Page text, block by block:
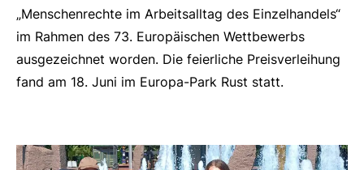
„Menschenrechte im Arbeitsalltag des Einzelhandels“
im Rahmen des 73. Europäischen Wettbewerbs
ausgezeichnet worden. Die feierliche Preisverleihung
fand am 18. Juni im Europa-Park Rust statt.